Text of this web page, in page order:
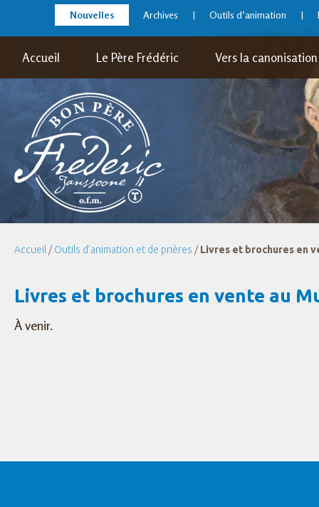
Nouvelles Archives Outils d’animation
Accueil Le Père Frédéric Vers la canonisation
Accueil / Outils d’animation et de prières / Livres et brochures en
Livres et brochures en vente au
À venir.